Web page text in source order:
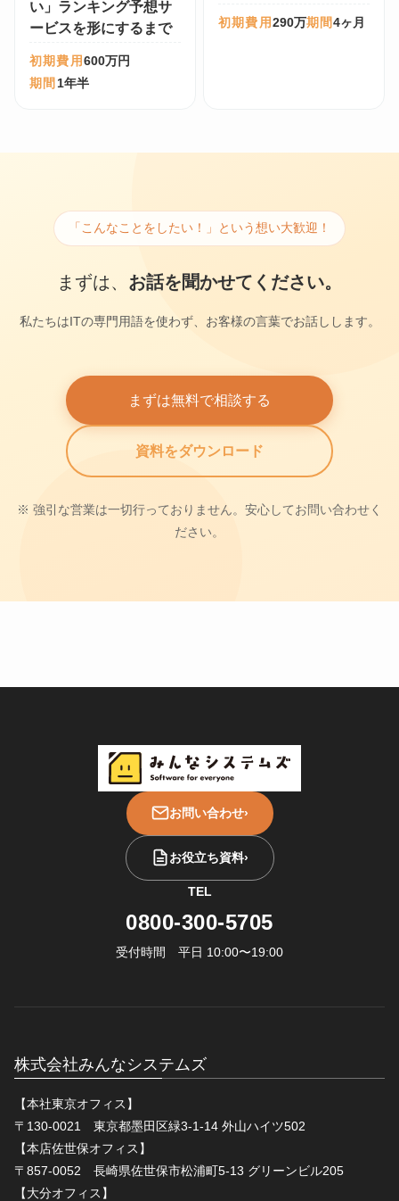
い」ランキング予想サ
ービスを形にするまで
初期費用600万円
期間 1年半
初期費用290万期間4ヶ月
「こんなことをしたい！」という想い大歓迎！
まずは、 お話を聞かせてください。
私たちはITの専門用語を使わず、お客様の言葉でお話しします。
まずは無料で相談する
資料をダウンロード
※ 強引な営業は一切行っておりません。安心してお問い合わせく
ださい。
お問い合わせ›
お役立ち資料›
TEL
0800-300-5705
受付時間 平日 10:00〜19:00
株式会社みんなシステムズ
【本社東京オフィス】
〒130-0021 東京都墨田区緑3-1-14 外山ハイツ502
【本店佐世保オフィス】
〒857-0052 長崎県佐世保市松浦町5-13 グリーンビル205
【大分オフィス】